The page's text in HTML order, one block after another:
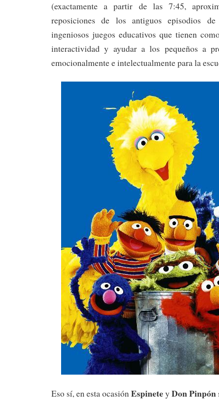
(exactamente a partir de las 7:45,
reposiciones de los antiguos episodios
ingeniosos juegos educativos que tienen
interactividad y ayudar a los pequeños a
emocionalmente e intelectualmente para la
Eso sí, en esta ocasiónEspinetey Don Pinpón